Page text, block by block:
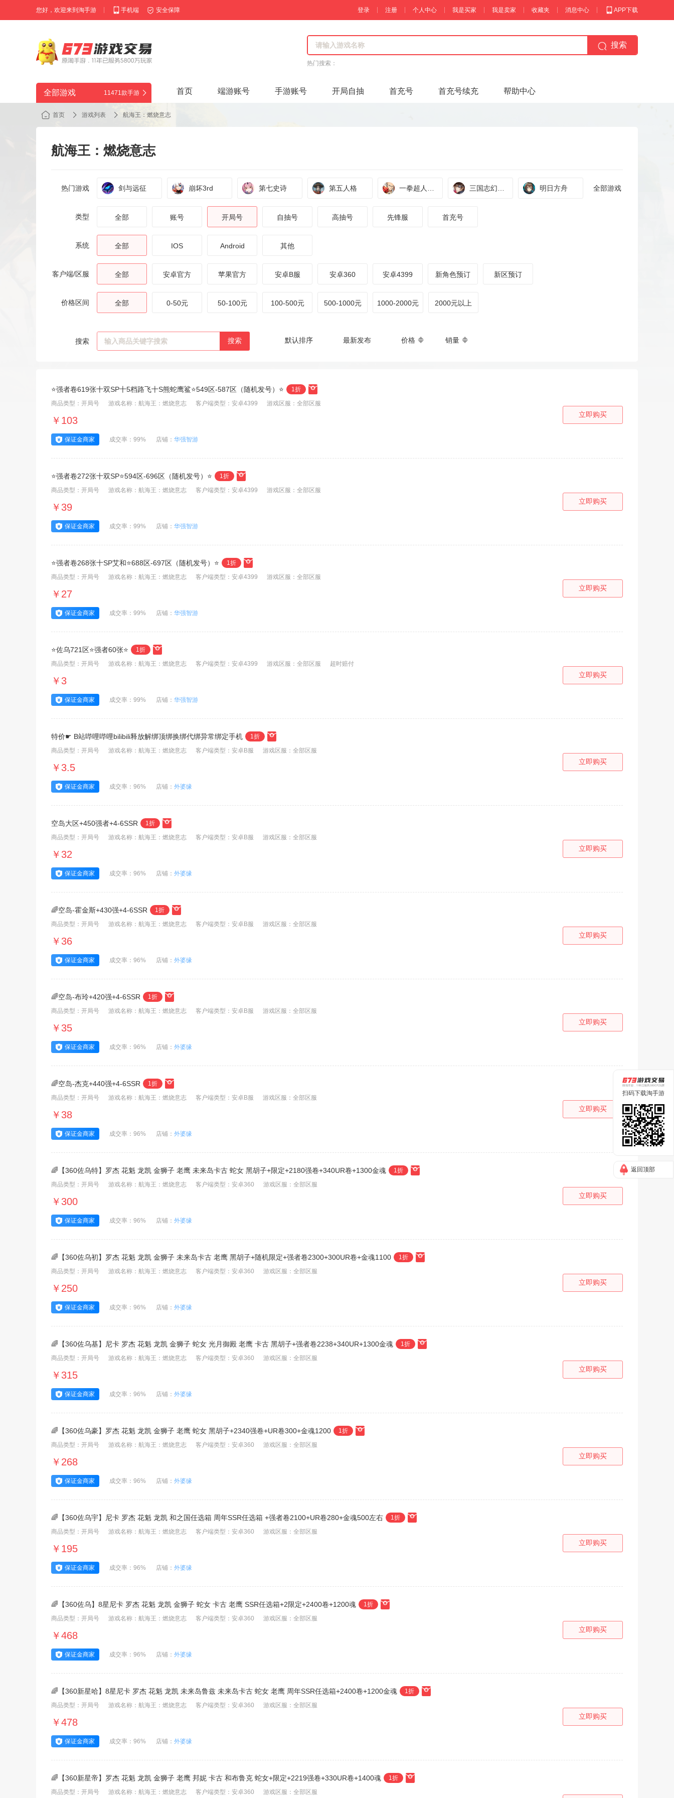
您好，欢迎来到淘手游 手机端 安全保障 登录 注册 个人中心 我是买家 我是卖家 收藏夹 消息中心 APP下载
搜索
热门搜索：
全部游戏 11471款手游 首页 端游账号 手游账号 开局自抽 首充号 首充号续充 帮助中心
首页 游戏列表 航海王：燃烧意志
航海王：燃烧意志
热门游戏 剑与远征 崩坏3rd 第七史诗 第五人格 一拳超人： 三国志幻想 明日方舟 全部游戏
类型 全部 账号 开局号 自抽号 高抽号 先锋服 首充号
系统 全部 IOS Android 其他
客户端/区服 全部 安卓官方 苹果官方 安卓B服 安卓360 安卓4399 新角色预订 新区预订
价格区间 全部 0-50元 50-100元 100-500元 500-1000元 1000-2000元 2000元以上
搜索 搜索 默认排序 最新发布 价格 销量
⭐强者卷619张十双SP十5档路飞十S熊蛇鹰鲨⭐549区-587区（随机发号）⭐
1折
商品类型：开局号
游戏名称：航海王：燃烧意志 客户端类型：安卓4399 游戏区服：全部区服
￥103
保证金商家 成交率：99% 店铺： 华强智游
立即购买
⭐强者卷272张十双SP⭐594区-696区（随机发号）⭐
1折
商品类型：开局号
游戏名称：航海王：燃烧意志 客户端类型：安卓4399 游戏区服：全部区服
￥39
保证金商家 成交率：99% 店铺： 华强智游
立即购买
⭐强者卷268张十SP艾和⭐688区-697区（随机发号）⭐
1折
商品类型：开局号
游戏名称：航海王：燃烧意志 客户端类型：安卓4399 游戏区服：全部区服
￥27
保证金商家 成交率：99% 店铺： 华强智游
立即购买
⭐佐乌721区⭐强者60张⭐
1折
商品类型：开局号
游戏名称：航海王：燃烧意志 客户端类型：安卓4399 游戏区服：全部区服 超时赔付
￥3
保证金商家 成交率：99% 店铺： 华强智游
立即购买
特价☛ B站哔哩哔哩bilibili释放解绑顶绑换绑代绑异常绑定手机
1折
商品类型：开局号
游戏名称：航海王：燃烧意志 客户端类型：安卓B服 游戏区服：全部区服
￥3.5
保证金商家 成交率：96% 店铺： 外婆缘
立即购买
空岛大区+450强者+4-6SSR
1折
商品类型：开局号
游戏名称：航海王：燃烧意志 客户端类型：安卓B服 游戏区服：全部区服
￥32
保证金商家 成交率：96% 店铺： 外婆缘
立即购买
🌈空岛-霍金斯+430强+4-6SSR
1折
商品类型：开局号
游戏名称：航海王：燃烧意志 客户端类型：安卓B服 游戏区服：全部区服
￥36
保证金商家 成交率：96% 店铺： 外婆缘
立即购买
🌈空岛-布玲+420强+4-6SSR
1折
商品类型：开局号
游戏名称：航海王：燃烧意志 客户端类型：安卓B服 游戏区服：全部区服
￥35
保证金商家 成交率：96% 店铺： 外婆缘
立即购买
🌈空岛-杰克+440强+4-6SSR
1折
商品类型：开局号
游戏名称：航海王：燃烧意志 客户端类型：安卓B服 游戏区服：全部区服
￥38
保证金商家 成交率：96% 店铺： 外婆缘
立即购买
🌈【360佐乌特】罗杰 花魁 龙凯 金狮子 老鹰 未来岛卡古 蛇女 黑胡子+限定+2180强卷+340UR卷+1300金魂
1折
商品类型：开局号
游戏名称：航海王：燃烧意志 客户端类型：安卓360 游戏区服：全部区服
￥300
保证金商家 成交率：96% 店铺： 外婆缘
立即购买
🌈【360佐乌初】罗杰 花魁 龙凯 金狮子 未来岛卡古 老鹰 黑胡子+随机限定+强者卷2300+300UR卷+金魂1100
1折
商品类型：开局号
游戏名称：航海王：燃烧意志 客户端类型：安卓360 游戏区服：全部区服
￥250
保证金商家 成交率：96% 店铺： 外婆缘
立即购买
🌈【360佐乌基】尼卡 罗杰 花魁 龙凯 金狮子 蛇女 光月御殿 老鹰 卡古 黑胡子+强者卷2238+340UR+1300金魂
1折
商品类型：开局号
游戏名称：航海王：燃烧意志 客户端类型：安卓360 游戏区服：全部区服
￥315
保证金商家 成交率：96% 店铺： 外婆缘
立即购买
🌈【360佐乌豪】罗杰 花魁 龙凯 金狮子 老鹰 蛇女 黑胡子+2340强卷+UR卷300+金魂1200
1折
商品类型：开局号
游戏名称：航海王：燃烧意志 客户端类型：安卓360 游戏区服：全部区服
￥268
保证金商家 成交率：96% 店铺： 外婆缘
立即购买
🌈【360佐乌宇】尼卡 罗杰 花魁 龙凯 和之国任选箱 周年SSR任选箱 +强者卷2100+UR卷280+金魂500左右
1折
商品类型：开局号
游戏名称：航海王：燃烧意志 客户端类型：安卓360 游戏区服：全部区服
￥195
保证金商家 成交率：96% 店铺： 外婆缘
立即购买
🌈【360佐乌】8星尼卡 罗杰 花魁 龙凯 金狮子 蛇女 卡古 老鹰 SSR任选箱+2限定+2400卷+1200魂
1折
商品类型：开局号
游戏名称：航海王：燃烧意志 客户端类型：安卓360 游戏区服：全部区服
￥468
保证金商家 成交率：96% 店铺： 外婆缘
立即购买
🌈【360新星哈】8星尼卡 罗杰 花魁 龙凯 未来岛鲁兹 未来岛卡古 蛇女 老鹰 周年SSR任选箱+2400卷+1200金魂
1折
商品类型：开局号
游戏名称：航海王：燃烧意志 客户端类型：安卓360 游戏区服：全部区服
￥478
保证金商家 成交率：96% 店铺： 外婆缘
立即购买
🌈【360新星帝】罗杰 花魁 龙凯 金狮子 老鹰 邦妮 卡古 和布鲁克 蛇女+限定+2219强卷+330UR卷+1400魂
1折
商品类型：开局号
游戏名称：航海王：燃烧意志 客户端类型：安卓360 游戏区服：全部区服
扫码下载淘手游
返回顶部